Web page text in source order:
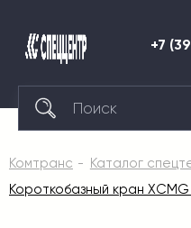
+7
Комтранс Каталог
Короткобазный кран XCMG